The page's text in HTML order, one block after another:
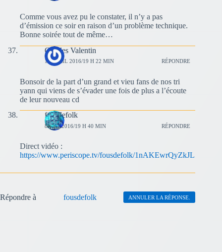
Comme vous avez pu le constater, il n’y a pas
d’émission ce soir en raison d’un problème technique.
Bonne soirée tout de même…
Charles Valentin
17 AVRIL 2016/19 H 22 MIN RÉPONDRE
Bonsoir de la part d’un grand et vieu fans de nos tri
yann qui viens de s’évader une fois de plus a l’écoute
de leur nouveau cd
fousdefolk
8 MAI 2016/19 H 40 MIN RÉPONDRE
Direct vidéo :
https://www.periscope.tv/fousdefolk/1nAKEwrQyZkJL
Répondre à fousdefolk ANNULER LA RÉPONSE.